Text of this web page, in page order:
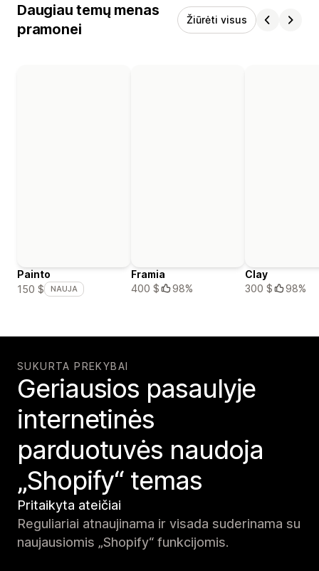
Daugiau temų menas
pramonei
Žiūrėti visus
Painto
150 $
NAUJA
Framia
400 $
98%
Clay
300 $
98%
SUKURTA PREKYBAI
Geriausios pasaulyje
internetinės
parduotuvės naudoja
„Shopify“ temas
Pritaikyta ateičiai
Reguliariai atnaujinama ir visada suderinama su
naujausiomis „Shopify“ funkcijomis.